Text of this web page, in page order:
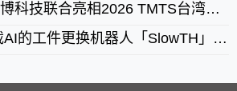
联合亮相2026 TMTS台湾国际工具机展
工件更换机器人「SlowTH」正式发布